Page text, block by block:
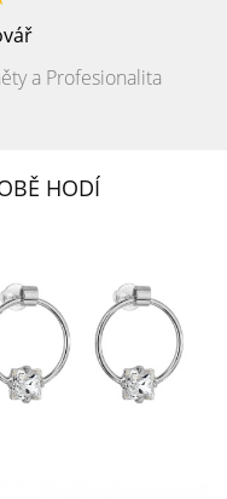
a Profesionalita
HODÍ